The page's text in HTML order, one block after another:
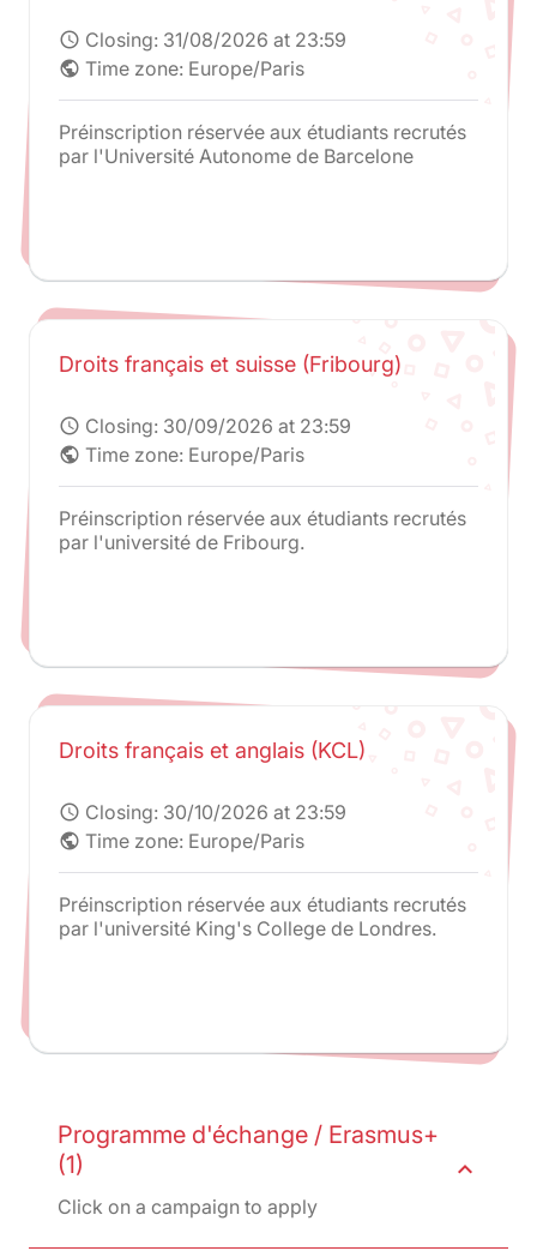
schedule Closing: 31/08/2026 at 23:59
public Time zone: Europe/Paris
Préinscription réservée aux étudiants recrutés
par l'Université Autonome de Barcelone
Droits français et suisse (Fribourg)
schedule Closing: 30/09/2026 at 23:59
public Time zone: Europe/Paris
Préinscription réservée aux étudiants recrutés
par l'université de Fribourg.
Droits français et anglais (KCL)
schedule Closing: 30/10/2026 at 23:59
public Time zone: Europe/Paris
Préinscription réservée aux étudiants recrutés
par l'université King's College de Londres.
Programme d'échange / Erasmus+
(1)
Click on a campaign to apply
expand_less